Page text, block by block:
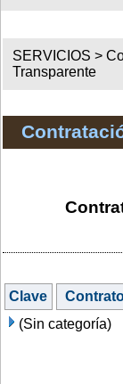
SERVICIOS >
Transparente
Clave
(Sin categoría)